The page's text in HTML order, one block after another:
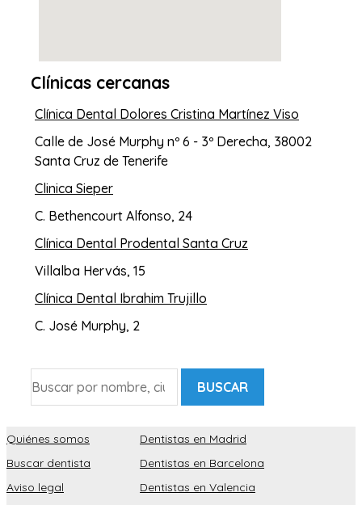
Clínicas cercanas
Clínica Dental Dolores Cristina Martínez Viso
Calle de José Murphy nº 6 - 3º Derecha, 38002
Santa Cruz de Tenerife
Clinica Sieper
C. Bethencourt Alfonso, 24
Clínica Dental Prodental Santa Cruz
Villalba Hervás, 15
Clínica Dental Ibrahim Trujillo
C. José Murphy, 2
BUSCAR
Quiénes somos
Buscar dentista
Aviso legal
Dentistas en Madrid
Dentistas en Barcelona
Dentistas en Valencia